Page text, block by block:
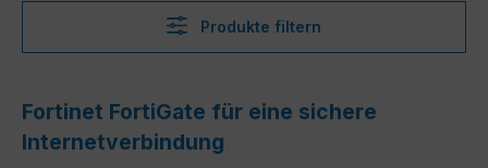
Produkte filtern
Fortinet FortiGate für eine sichere
Internetverbindung